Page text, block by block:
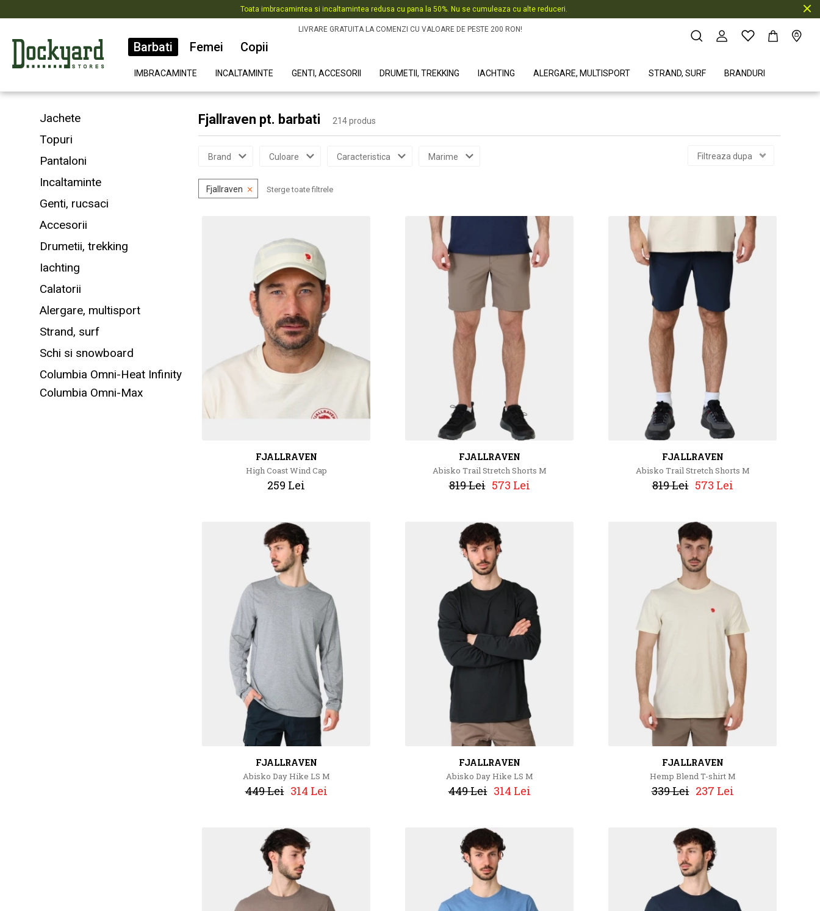
Toata imbracamintea si incaltamintea redusa cu pana la 50%. Nu se cumuleaza cu alte reduceri.
LIVRARE GRATUITA LA COMENZI CU VALOARE DE PESTE 200 RON!
Barbati Femei Copii
IMBRACAMINTE INCALTAMINTE GENTI, ACCESORII DRUMETII, TREKKING IACHTING ALERGARE, MULTISPORT STRAND, SURF BRANDURI
Jachete
Topuri
Pantaloni
Incaltaminte
Genti, rucsaci
Accesorii
Drumetii, trekking
Iachting
Calatorii
Alergare, multisport
Strand, surf
Schi si snowboard
Columbia Omni-Heat Infinity
Columbia Omni-Max
Fjallraven pt. barbati 214 produs
Brand Culoare Caracteristica Marime
Fjallraven Sterge toate filtrele
Filtreaza dupa
FJALLRAVEN
High Coast Wind Cap
259 Lei
FJALLRAVEN
Abisko Trail Stretch Shorts M
819 Lei 573 Lei
FJALLRAVEN
Abisko Trail Stretch Shorts M
819 Lei 573 Lei
FJALLRAVEN
Abisko Day Hike LS M
449 Lei 314 Lei
FJALLRAVEN
Abisko Day Hike LS M
449 Lei 314 Lei
FJALLRAVEN
Hemp Blend T-shirt M
339 Lei 237 Lei